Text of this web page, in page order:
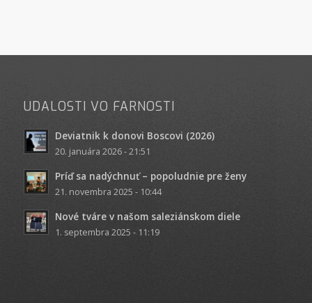
UDALOSTI VO FARNOSTI
Deviatnik k donovi Boscovi (2026)
20. januára 2026 - 21:51
Príď sa nadýchnuť – popoludnie pre ženy
21. novembra 2025 - 10:44
Nové tváre v našom saleziánskom diele
1. septembra 2025 - 11:19